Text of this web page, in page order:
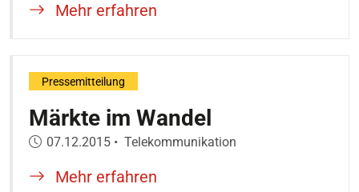
Mehr erfahren
Märkte im Wandel
Veröffentlicht am:
07.12.2015 • Telekommunikation
Pressemitteilung
Mehr erfahren